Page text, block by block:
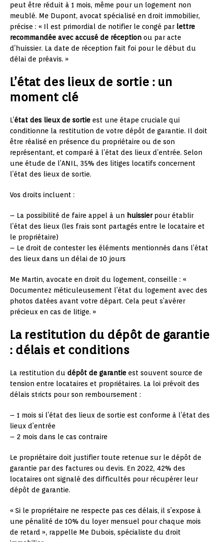
peut être réduit à 1 mois, même pour un logement non
meublé. Me Dupont, avocat spécialisé en droit immobilier,
précise : « Il est primordial de notifier le congé par lettre
recommandée avec accusé de réception ou par acte
d’huissier. La date de réception fait foi pour le début du
délai de préavis. »
L’état des lieux de sortie : un
moment clé
L’état des lieux de sortie est une étape cruciale qui
conditionne la restitution de votre dépôt de garantie. Il doit
être réalisé en présence du propriétaire ou de son
représentant, et comparé à l’état des lieux d’entrée. Selon
une étude de l’ANIL, 35% des litiges locatifs concernent
l’état des lieux de sortie.
Vos droits incluent :
– La possibilité de faire appel à un huissierpour établir
l’état des lieux (les frais sont partagés entre le locataire et
le propriétaire)
– Le droit de contester les éléments mentionnés dans l’état
des lieux dans un délai de 10 jours
Me Martin, avocate en droit du logement, conseille : «
Documentez méticuleusement l’état du logement avec des
photos datées avant votre départ. Cela peut s’avérer
précieux en cas de litige. »
La restitution du dépôt de garantie
: délais et conditions
La restitution du dépôt de garantie est souvent source de
tension entre locataires et propriétaires. La loi prévoit des
délais stricts pour son remboursement :
– 1 mois si l’état des lieux de sortie est conforme à l’état des
lieux d’entrée
– 2 mois dans le cas contraire
Le propriétaire doit justifier toute retenue sur le dépôt de
garantie par des factures ou devis. En 2022, 42% des
locataires ont signalé des difficultés pour récupérer leur
dépôt de garantie.
« Si le propriétaire ne respecte pas ces délais, il s’expose à
une pénalité de 10% du loyer mensuel pour chaque mois
de retard », rappelle Me Dubois, spécialiste du droit